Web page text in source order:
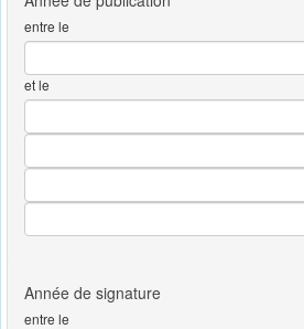
entre le
et le
entre le